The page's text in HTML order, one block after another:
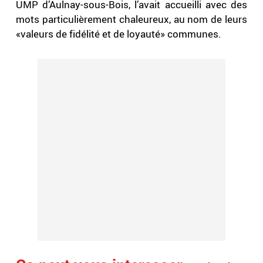
UMP d’Aulnay-sous-Bois, l’avait accueilli avec des
mots particulièrement chaleureux, au nom de leurs
«valeurs de fidélité et de loyauté» communes.